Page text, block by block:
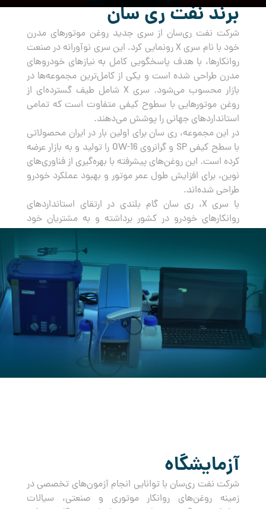
برند نفت ری سان
شرکت نفت ری‌سان از سری جدید روغن‌ موتورهای مدرن
خود با نام سری X رونمایی کرد. این سری نوآورانه در صنعت
روانکارها، با هدف پاسخگویی کامل به نیازهای خودروهای
مدرن طراحی شده است و یکی از کامل‌ترین مجموعه‌ها در
بازار محسوب می‌شود. سری X شامل طیف گسترده‌ای از
روغن‌ موتورهایی با سطوح کیفی متفاوت است که تمامی
استانداردهای جهانی را پوشش می‌دهند.
در این مجموعه، ری سان برای اولین بار در ایران محصولاتی
با سطح کیفی SP و گرانروی OW-16 را تولید و به بازار عرضه
کرده است. این روغن‌های پیشرفته با بهره‌گیری از فناوری‌های
نوین، برای افزایش طول عمر موتور و بهبود عملکرد خودرو
طراحی شده‌اند.
با سری X، ری سان گام بلندی در ارتقای استانداردهای
روانکارهای خودرو در کشور برداشته و به مشتریان خود
آزمایشگاه
شرکت نفت ری‌سان با توانایی انجام آزمون‌های تخصصی در
زمینه روغن‌های روانکار موتوری و صنعتی، سیالات